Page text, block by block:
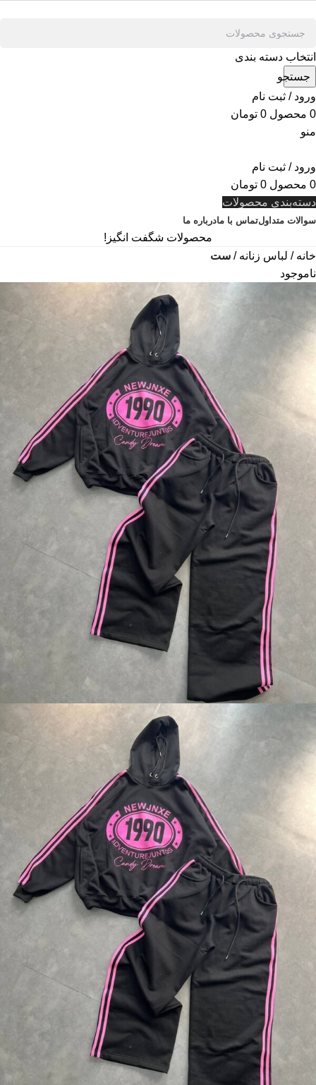
انتخاب دسته بندی
جستجو
ورود / ثبت نام
0 محصول 0 تومان
منو
ورود / ثبت نام
0 محصول 0 تومان
دسته‌بندی محصولات
سوالات متداولتماس با مادرباره ما
محصولات شگفت انگیز!
خانه لباس زنانه ست
ناموجود